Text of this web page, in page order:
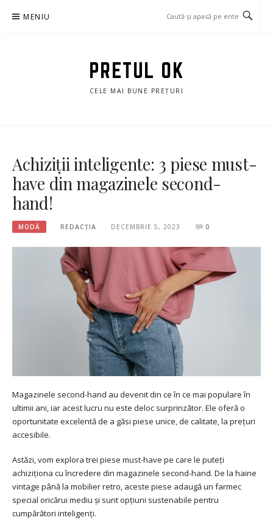
MENIU
PRETUL OK
CELE MAI BUNE PREȚURI
Achiziții inteligente: 3 piese must-
have din magazinele second-
hand!
MODĂ REDACȚIA DECEMBRIE 5, 2023 0
Magazinele second-hand au devenit din ce în ce mai populare în
ultimii ani, iar acest lucru nu este deloc surprinzător. Ele oferă o
oportunitate excelentă de a găsi piese unice, de calitate, la prețuri
accesibile.
Astăzi, vom explora trei piese must-have pe care le puteți
achiziționa cu încredere din magazinele second-hand. De la haine
vintage până la mobilier retro, aceste piese adaugă un farmec
special oricărui mediu și sunt opțiuni sustenabile pentru
cumpărători inteligenți.